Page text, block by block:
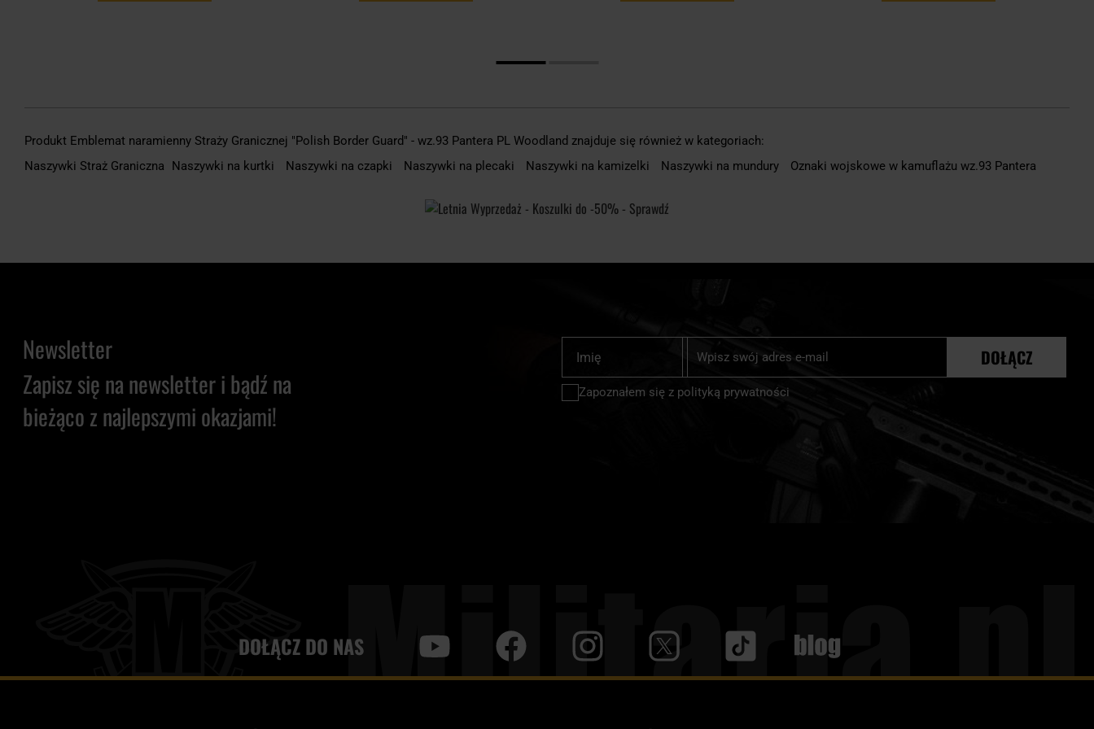
Produkt Emblemat naramienny Straży Granicznej "Polish Border Guard" - wz.93 Pantera PL Woodland znajduje się również w kategoriach:
Naszywki Straż Graniczna
Naszywki na kurtki Naszywki na czapki Naszywki na plecaki Naszywki na kamizelki Naszywki na mundury Oznaki wojskowe w kamuflażu wz.93 Pantera
Newsletter
Zapisz się na newsletter i bądź na
bieżąco z najlepszymi okazjami!
Subskrybuj
nasz
newsletter:
Zapoznałem się z polityką prywatności
DOŁĄCZ
DOŁĄCZ DO NAS Blog